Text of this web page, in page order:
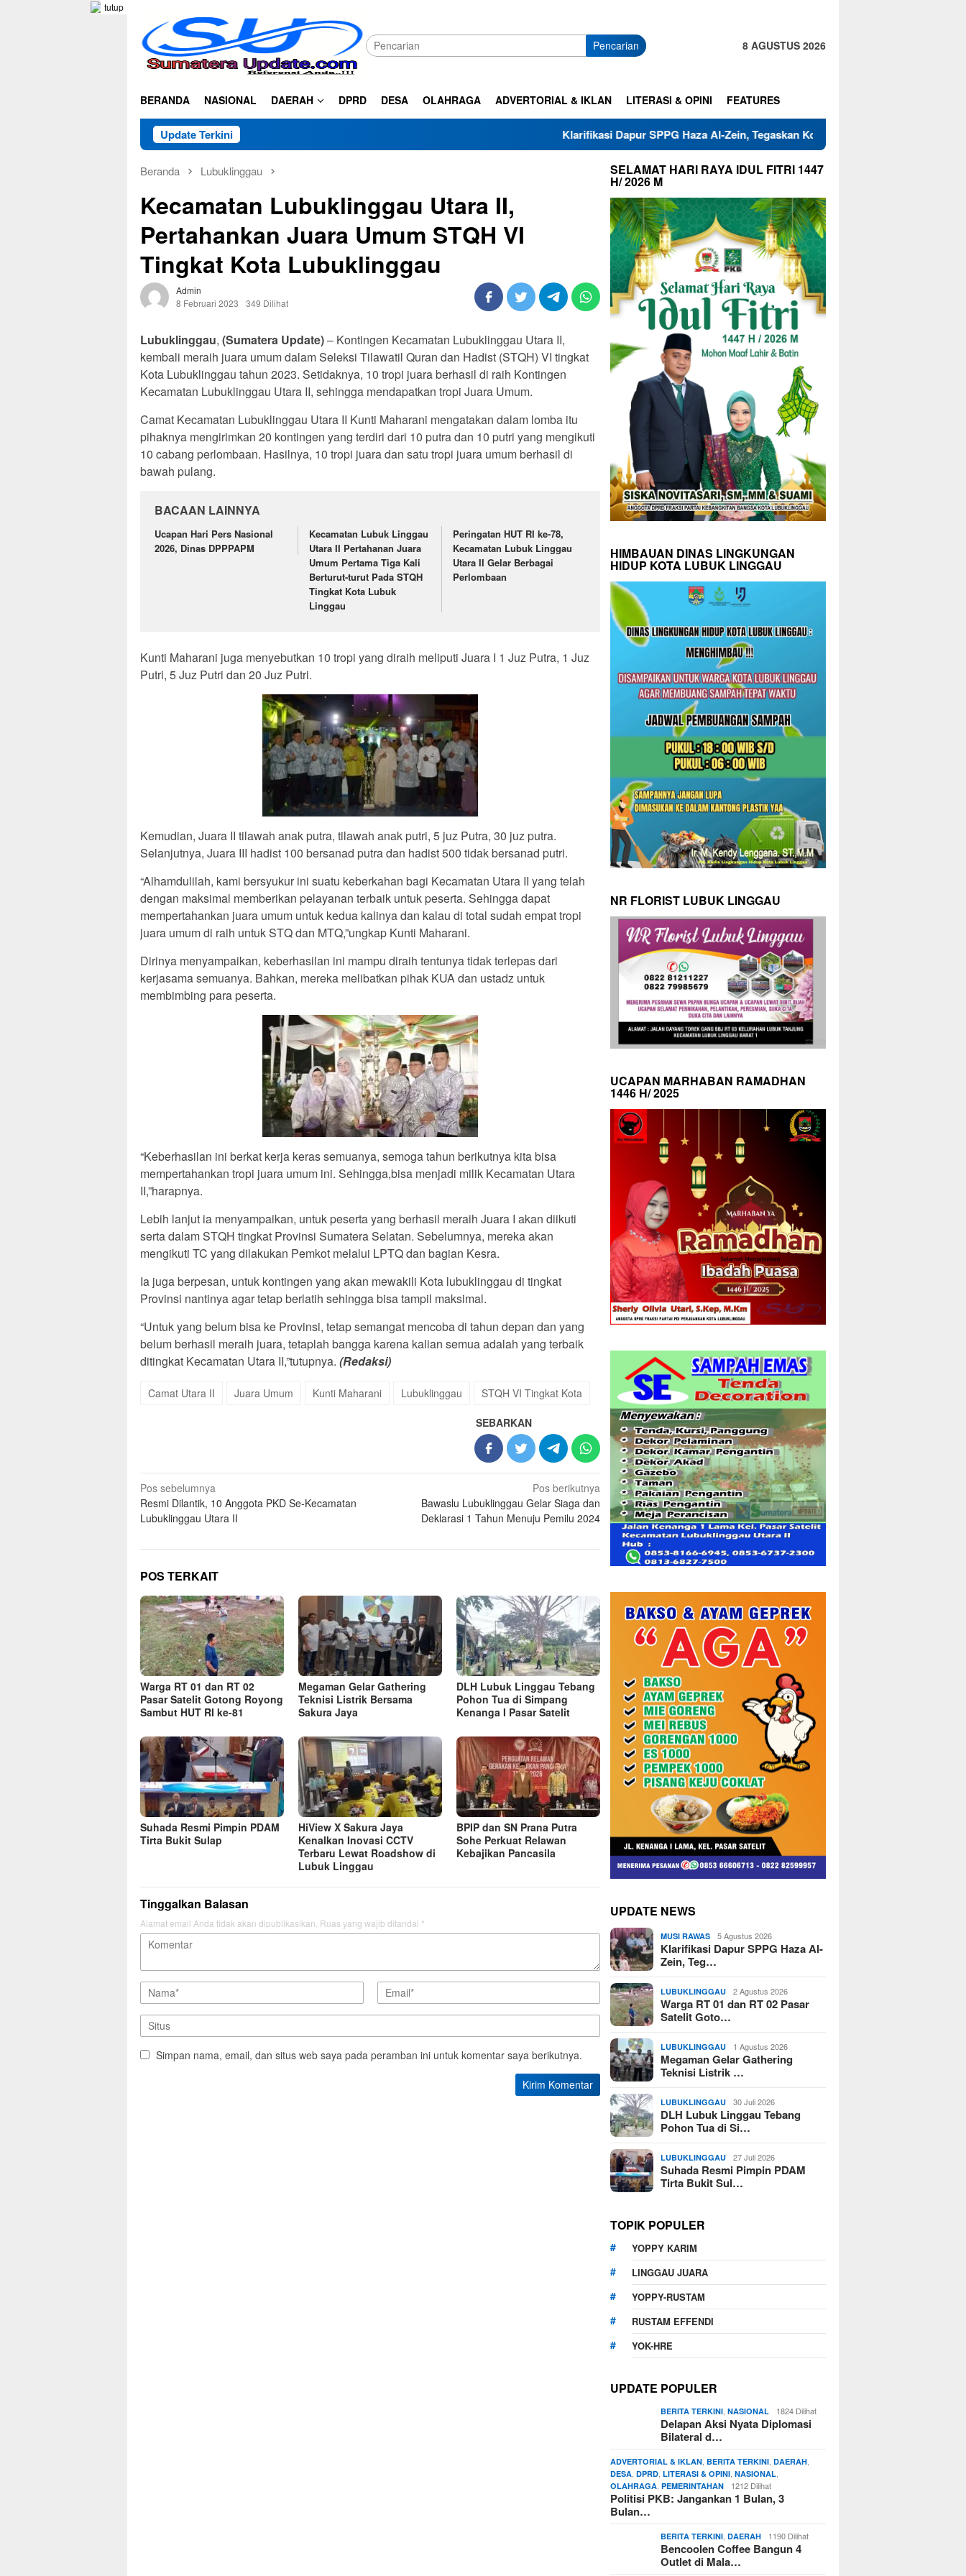
konten
tutup
Pencarian 8 AGUSTUS 2026
BERANDA NASIONAL DAERAH DPRD DESA OLAHRAGA ADVERTORIAL & IKLAN LITERASI & OPINI FEATURES
Update Terkini Klarifikasi Dapur SPPG Haza Al-Zein, Tegaskan Komitmen Jaga Mutu Makanan
Beranda Lubuklinggau
Kecamatan Lubuklinggau Utara II,
Pertahankan Juara Umum STQH VI
Tingkat Kota Lubuklinggau
Admin
8 Februari 2023
349 Dilihat
Lubuklinggau, (Sumatera Update)– Kontingen Kecamatan Lubuklinggau Utara II,
kembali meraih juara umum dalam Seleksi Tilawatil Quran dan Hadist (STQH) VI tingkat
Kota Lubuklinggau tahun 2023. Setidaknya, 10 tropi juara berhasil di raih Kontingen
Kecamatan Lubuklinggau Utara II, sehingga mendapatkan tropi Juara Umum.
Camat Kecamatan Lubuklinggau Utara II Kunti Maharani mengatakan dalam lomba itu
pihaknya mengirimkan 20 kontingen yang terdiri dari 10 putra dan 10 putri yang mengikuti
10 cabang perlombaan. Hasilnya, 10 tropi juara dan satu tropi juara umum berhasil di
bawah pulang.
BACAAN LAINNYA
Ucapan Hari Pers Nasional
2026, Dinas DPPPAPM
Kecamatan Lubuk Linggau
Utara II Pertahanan Juara
Umum Pertama Tiga Kali
Berturut-turut Pada STQH
Tingkat Kota Lubuk
Linggau
Peringatan HUT RI ke-78,
Kecamatan Lubuk Linggau
Utara II Gelar Berbagai
Perlombaan
Kunti Maharani juga menyebutkan 10 tropi yang diraih meliputi Juara I 1 Juz Putra, 1 Juz
Putri, 5 Juz Putri dan 20 Juz Putri.
Kemudian, Juara II tilawah anak putra, tilawah anak putri, 5 juz Putra, 30 juz putra.
Selanjutnya, Juara III hadist 100 bersanad putra dan hadist 500 tidak bersanad putri.
“Alhamdulilah, kami bersyukur ini suatu keberkahan bagi Kecamatan Utara II yang telah
dengan maksimal memberikan pelayanan terbaik untuk peserta. Sehingga dapat
mempertahankan juara umum untuk kedua kalinya dan kalau di total sudah empat tropi
juara umum di raih untuk STQ dan MTQ,”ungkap Kunti Maharani.
Dirinya menyampaikan, keberhasilan ini mampu diraih tentunya tidak terlepas dari
kerjasama semuanya. Bahkan, mereka melibatkan pihak KUA dan ustadz untuk
membimbing para peserta.
“Keberhasilan ini berkat kerja keras semuanya, semoga tahun berikutnya kita bisa
mempertahankan tropi juara umum ini. Sehingga,bisa menjadi milik Kecamatan Utara
II,”harapnya.
Lebih lanjut ia menyampaikan, untuk peserta yang berhasil meraih Juara I akan diikuti
serta dalam STQH tingkat Provinsi Sumatera Selatan. Sebelumnya, mereka akan
mengikuti TC yang dilakukan Pemkot melalui LPTQ dan bagian Kesra.
Ia juga berpesan, untuk kontingen yang akan mewakili Kota lubuklinggau di tingkat
Provinsi nantinya agar tetap berlatih sehingga bisa tampil maksimal.
“Untuk yang belum bisa ke Provinsi, tetap semangat mencoba di tahun depan dan yang
belum berhasil meraih juara, tetaplah bangga karena kalian semua adalah yang terbaik
ditingkat Kecamatan Utara II,”tutupnya. (Redaksi)
Camat Utara II Juara Umum Kunti Maharani Lubuklinggau STQH VI Tingkat Kota
SEBARKAN
Navigasi
pos
Pos sebelumnya
Resmi Dilantik, 10 Anggota PKD Se-Kecamatan
Lubuklinggau Utara II
Pos berikutnya
Bawaslu Lubuklinggau Gelar Siaga dan
Deklarasi 1 Tahun Menuju Pemilu 2024
POS TERKAIT
Warga RT 01 dan RT 02
Pasar Satelit Gotong Royong
Sambut HUT RI ke-81
Megaman Gelar Gathering
Teknisi Listrik Bersama
Sakura Jaya
DLH Lubuk Linggau Tebang
Pohon Tua di Simpang
Kenanga I Pasar Satelit
Suhada Resmi Pimpin PDAM
Tirta Bukit Sulap
HiView X Sakura Jaya
Kenalkan Inovasi CCTV
Terbaru Lewat Roadshow di
Lubuk Linggau
BPIP dan SN Prana Putra
Sohe Perkuat Relawan
Kebajikan Pancasila
Tinggalkan Balasan
Alamat email Anda tidak akan dipublikasikan. Ruas yang wajib ditandai *
Simpan nama, email, dan situs web saya pada peramban ini untuk komentar saya berikutnya.
SELAMAT HARI RAYA IDUL FITRI 1447
H/ 2026 M
HIMBAUAN DINAS LINGKUNGAN
HIDUP KOTA LUBUK LINGGAU
NR FLORIST LUBUK LINGGAU
UCAPAN MARHABAN RAMADHAN
1446 H/ 2025
UPDATE NEWS
MUSI RAWAS 5 Agustus 2026
Klarifikasi Dapur SPPG Haza Al-
Zein, Teg…
LUBUKLINGGAU 2 Agustus 2026
Warga RT 01 dan RT 02 Pasar
Satelit Goto…
LUBUKLINGGAU 1 Agustus 2026
Megaman Gelar Gathering
Teknisi Listrik …
LUBUKLINGGAU 30 Juli 2026
DLH Lubuk Linggau Tebang
Pohon Tua di Si…
LUBUKLINGGAU 27 Juli 2026
Suhada Resmi Pimpin PDAM
Tirta Bukit Sul…
TOPIK POPULER
YOPPY KARIM
LINGGAU JUARA
YOPPY-RUSTAM
RUSTAM EFFENDI
YOK-HRE
UPDATE POPULER
BERITA TERKINI,NASIONAL 1824 Dilihat
Delapan Aksi Nyata Diplomasi
Bilateral d…
ADVERTORIAL & IKLAN,BERITA TERKINI,DAERAH,
DESA,DPRD,LITERASI & OPINI,NASIONAL,
OLAHRAGA,PEMERINTAHAN 1212 Dilihat
Politisi PKB: Jangankan 1 Bulan, 3
Bulan…
BERITA TERKINI,DAERAH 1190 Dilihat
Bencoolen Coffee Bangun 4
Outlet di Mala…